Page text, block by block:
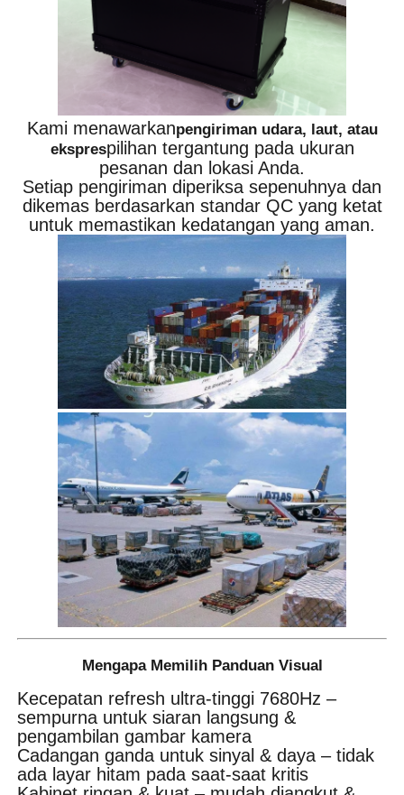
Kami menawarkanpengiriman udara, laut, atau
eksprespilihan tergantung pada ukuran
pesanan dan lokasi Anda.
Setiap pengiriman diperiksa sepenuhnya dan
dikemas berdasarkan standar QC yang ketat
untuk memastikan kedatangan yang aman.
Mengapa Memilih Panduan Visual
Kecepatan refresh ultra-tinggi 7680Hz –
sempurna untuk siaran langsung &
pengambilan gambar kamera
Cadangan ganda untuk sinyal & daya – tidak
ada layar hitam pada saat-saat kritis